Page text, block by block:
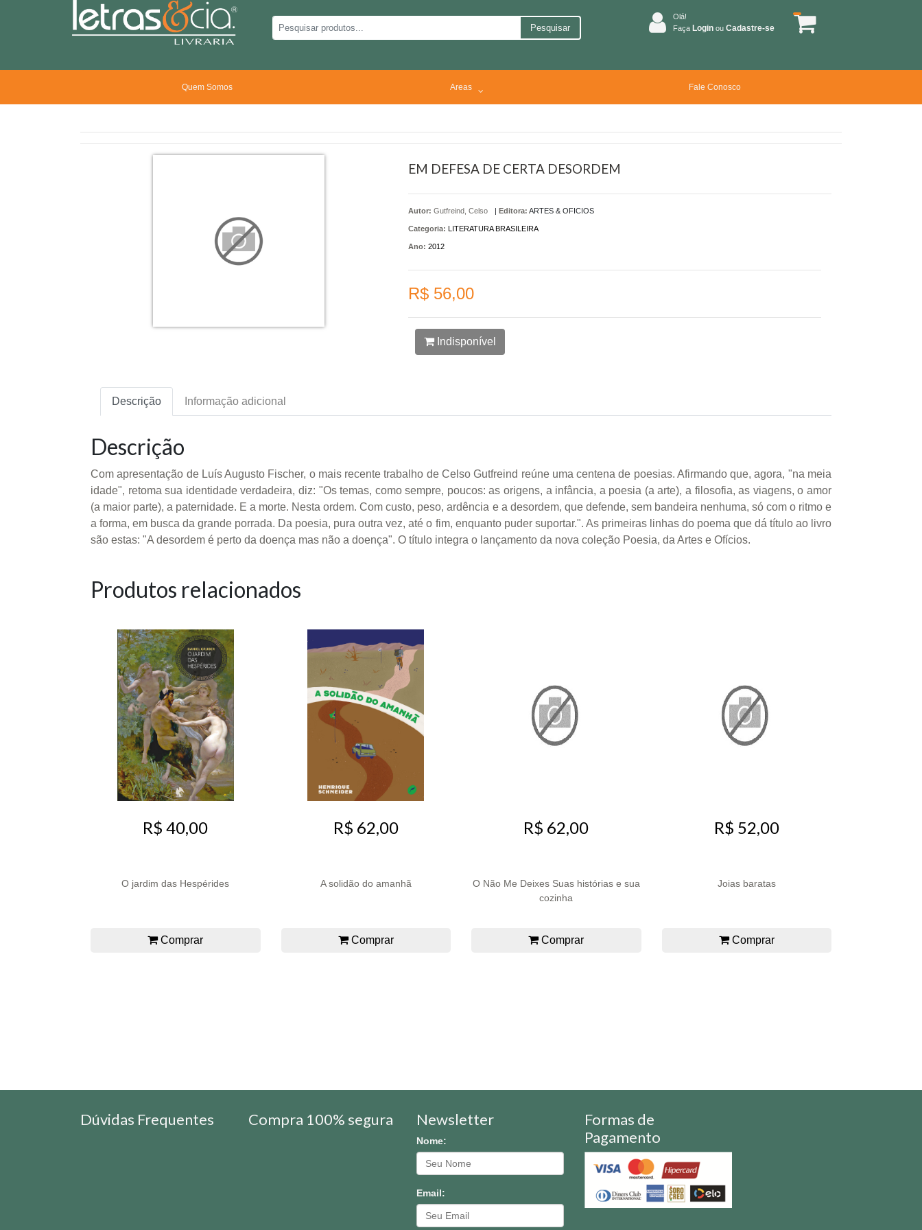
Pesquisar
Olá!
Faça Login ou Cadastre-se
Quem Somos Areas Fale Conosco
EM DEFESA DE CERTA DESORDEM
Autor: Gutfreind, Celso | Editora: ARTES & OFICIOS
Categoria: LITERATURA BRASILEIRA
Ano: 2012
R$ 56,00
Indisponível
Descrição Informação adicional
Descrição
Com apresentação de Luís Augusto Fischer, o mais recente trabalho de Celso Gutfreind reúne uma centena de poesias. Afirmando que, agora, "na meia
idade", retoma sua identidade verdadeira, diz: "Os temas, como sempre, poucos: as origens, a infância, a poesia (a arte), a filosofia, as viagens, o amor
(a maior parte), a paternidade. E a morte. Nesta ordem. Com custo, peso, ardência e a desordem, que defende, sem bandeira nenhuma, só com o ritmo e
a forma, em busca da grande porrada. Da poesia, pura outra vez, até o fim, enquanto puder suportar.". As primeiras linhas do poema que dá título ao livro
são estas: "A desordem é perto da doença mas não a doença". O título integra o lançamento da nova coleção Poesia, da Artes e Ofícios.
Produtos relacionados
R$ 40,00
O jardim das Hespérides
Comprar
R$ 62,00
A solidão do amanhã
Comprar
R$ 62,00
O Não Me Deixes Suas histórias e sua
cozinha
Comprar
R$ 52,00
Joias baratas
Comprar
Dúvidas Frequentes Compra 100% segura Newsletter
Nome:
Email:
Formas de
Pagamento